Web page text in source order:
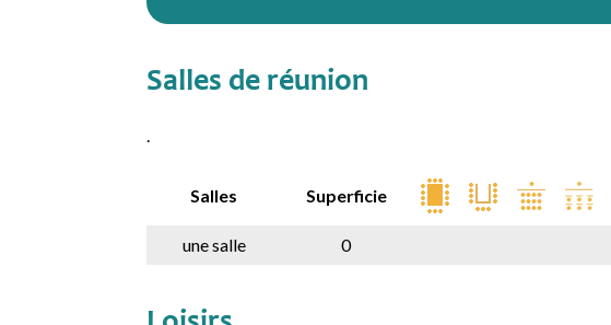
Salles de réunion
.
Salles Superficie
une salle 0